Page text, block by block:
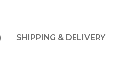
SHIPPING & DELIVERY